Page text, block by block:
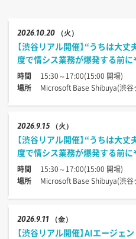
202610.20 （火）
【渋谷リアル開催】“うちは大
度で情シス業務が爆発する前
時間
15:30～17:00(15:00 開場)
場所
Microsoft Base Shibuya(渋谷
20269.15 （火）
【渋谷リアル開催】“うちは大
度で情シス業務が爆発する前
時間
15:30～17:00(15:00 開場)
場所
Microsoft Base Shibuya(渋谷
20269.11 （金）
【渋谷リアル開催】AIエージェン